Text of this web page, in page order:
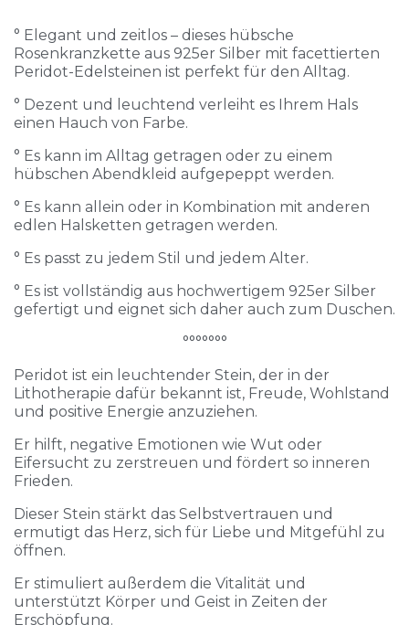
° Elegant und zeitlos – dieses hübsche
Rosenkranzkette aus 925er Silber mit facettierten
Peridot-Edelsteinen ist perfekt für den Alltag.
° Dezent und leuchtend verleiht es Ihrem Hals
einen Hauch von Farbe.
° Es kann im Alltag getragen oder zu einem
hübschen Abendkleid aufgepeppt werden.
° Es kann allein oder in Kombination mit anderen
edlen Halsketten getragen werden.
° Es passt zu jedem Stil und jedem Alter.
° Es ist vollständig aus hochwertigem 925er Silber
gefertigt und eignet sich daher auch zum Duschen.
°°°°°°°
Peridot ist ein leuchtender Stein, der in der
Lithotherapie dafür bekannt ist, Freude, Wohlstand
und positive Energie anzuziehen.
Er hilft, negative Emotionen wie Wut oder
Eifersucht zu zerstreuen und fördert so inneren
Frieden.
Dieser Stein stärkt das Selbstvertrauen und
ermutigt das Herz, sich für Liebe und Mitgefühl zu
öffnen.
Er stimuliert außerdem die Vitalität und
unterstützt Körper und Geist in Zeiten der
Erschöpfung.